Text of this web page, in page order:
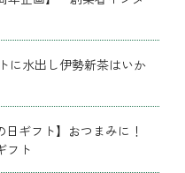
に水出し伊勢新茶はいか
ギフト】おつまみに！
フト